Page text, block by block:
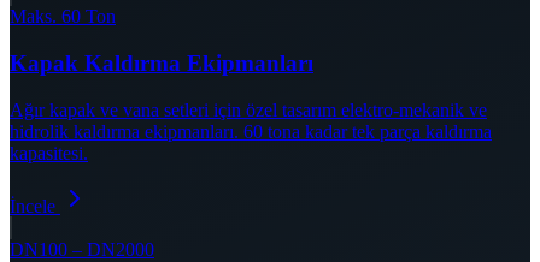
Maks. 60 Ton
Kapak Kaldırma Ekipmanları
Ağır kapak ve vana setleri için özel tasarım elektro-mekanik ve
hidrolik kaldırma ekipmanları. 60 tona kadar tek parça kaldırma
kapasitesi.
İncele
DN100 – DN2000